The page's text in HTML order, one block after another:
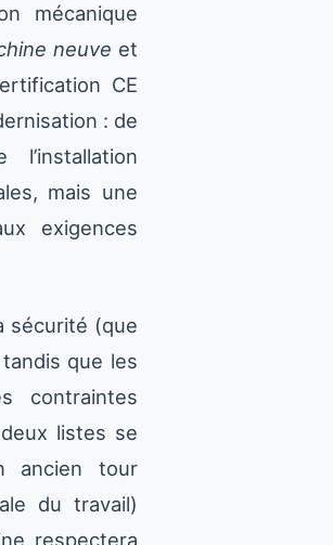
mécanique
neuve et
CE
: de
mais une
exigences
sécurité (que
que les
contraintes
listes se
ancien tour
du travail)
respectera